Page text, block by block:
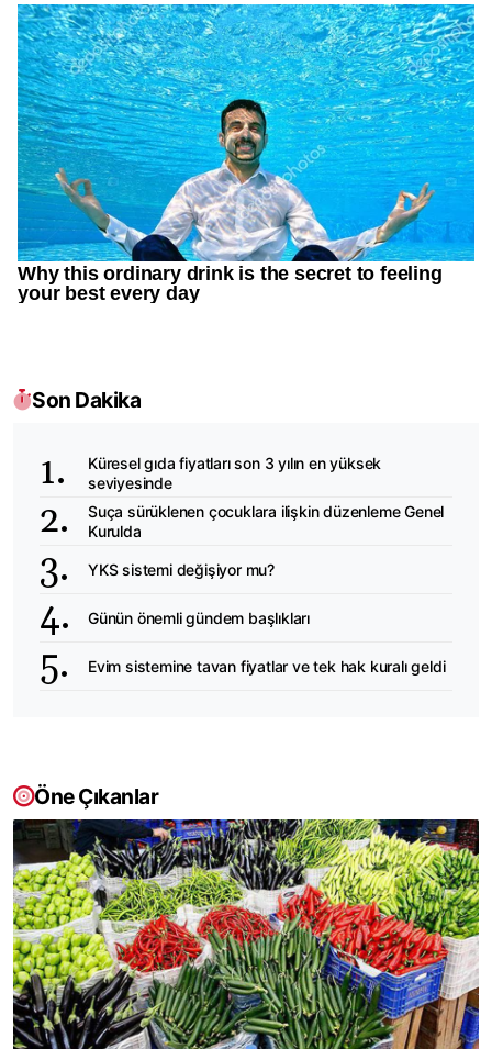
Son Dakika
Küresel gıda fiyatları son 3 yılın en yüksek
seviyesinde
Suça sürüklenen çocuklara ilişkin düzenleme Genel
Kurulda
YKS sistemi değişiyor mu?
Günün önemli gündem başlıkları
Evim sistemine tavan fiyatlar ve tek hak kuralı geldi
Öne Çıkanlar